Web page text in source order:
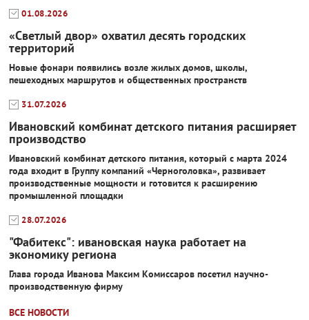
01.08.2026
«Светлый двор» охватил десять городских
территорий
Новые фонари появились возле жилых домов, школы,
пешеходных маршрутов и общественных пространств
31.07.2026
Ивановский комбинат детского питания расширяет
производство
Ивановский комбинат детского питания, который с марта 2024
года входит в Группу компаний «Черноголовка», развивает
производственные мощности и готовится к расширению
промышленной площадки
28.07.2026
"Фабитекс": ивановская наука работает на
экономику региона
Глава города Иванова Максим Комиссаров посетил научно-
производственную фирму
ВСЕ НОВОСТИ